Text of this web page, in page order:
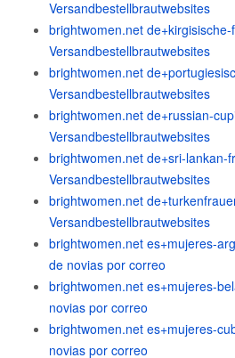
Versandbestellbrautwebsites
brightwomen.net
Versandbestellbrautwebsites
brightwomen.net
Versandbestellbrautwebsites
brightwomen.net de+russian-
Versandbestellbrautwebsites
brightwomen.net de+sri-lankan-
Versandbestellbrautwebsites
brightwomen.net
Versandbestellbrautwebsites
brightwomen.net es+mujeres-
de novias por correo
brightwomen.net es+mujeres-
novias por correo
brightwomen.net es+mujeres-
novias por correo